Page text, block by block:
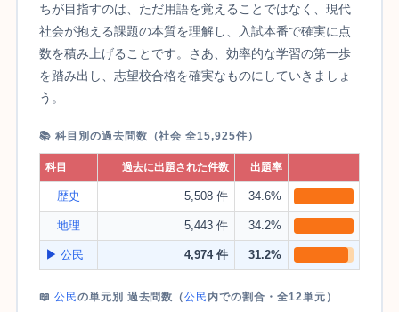
ちが目指すのは、ただ用語を覚えることではなく、現代
社会が抱える課題の本質を理解し、入試本番で確実に点
数を積み上げることです。さあ、効率的な学習の第一歩
を踏み出し、志望校合格を確実なものにしていきましょ
う。
📚 科目別の過去問数（社会 全15,925件）
科目 過去に出題された件数 出題率
歴史 5,508 件 34.6%
地理 5,443 件 34.2%
▶公民 4,974 件 31.2%
📖 公民の単元別 過去問数（公民 内での割合・全12単元）